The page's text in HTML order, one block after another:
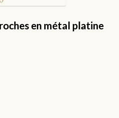
en métal platine